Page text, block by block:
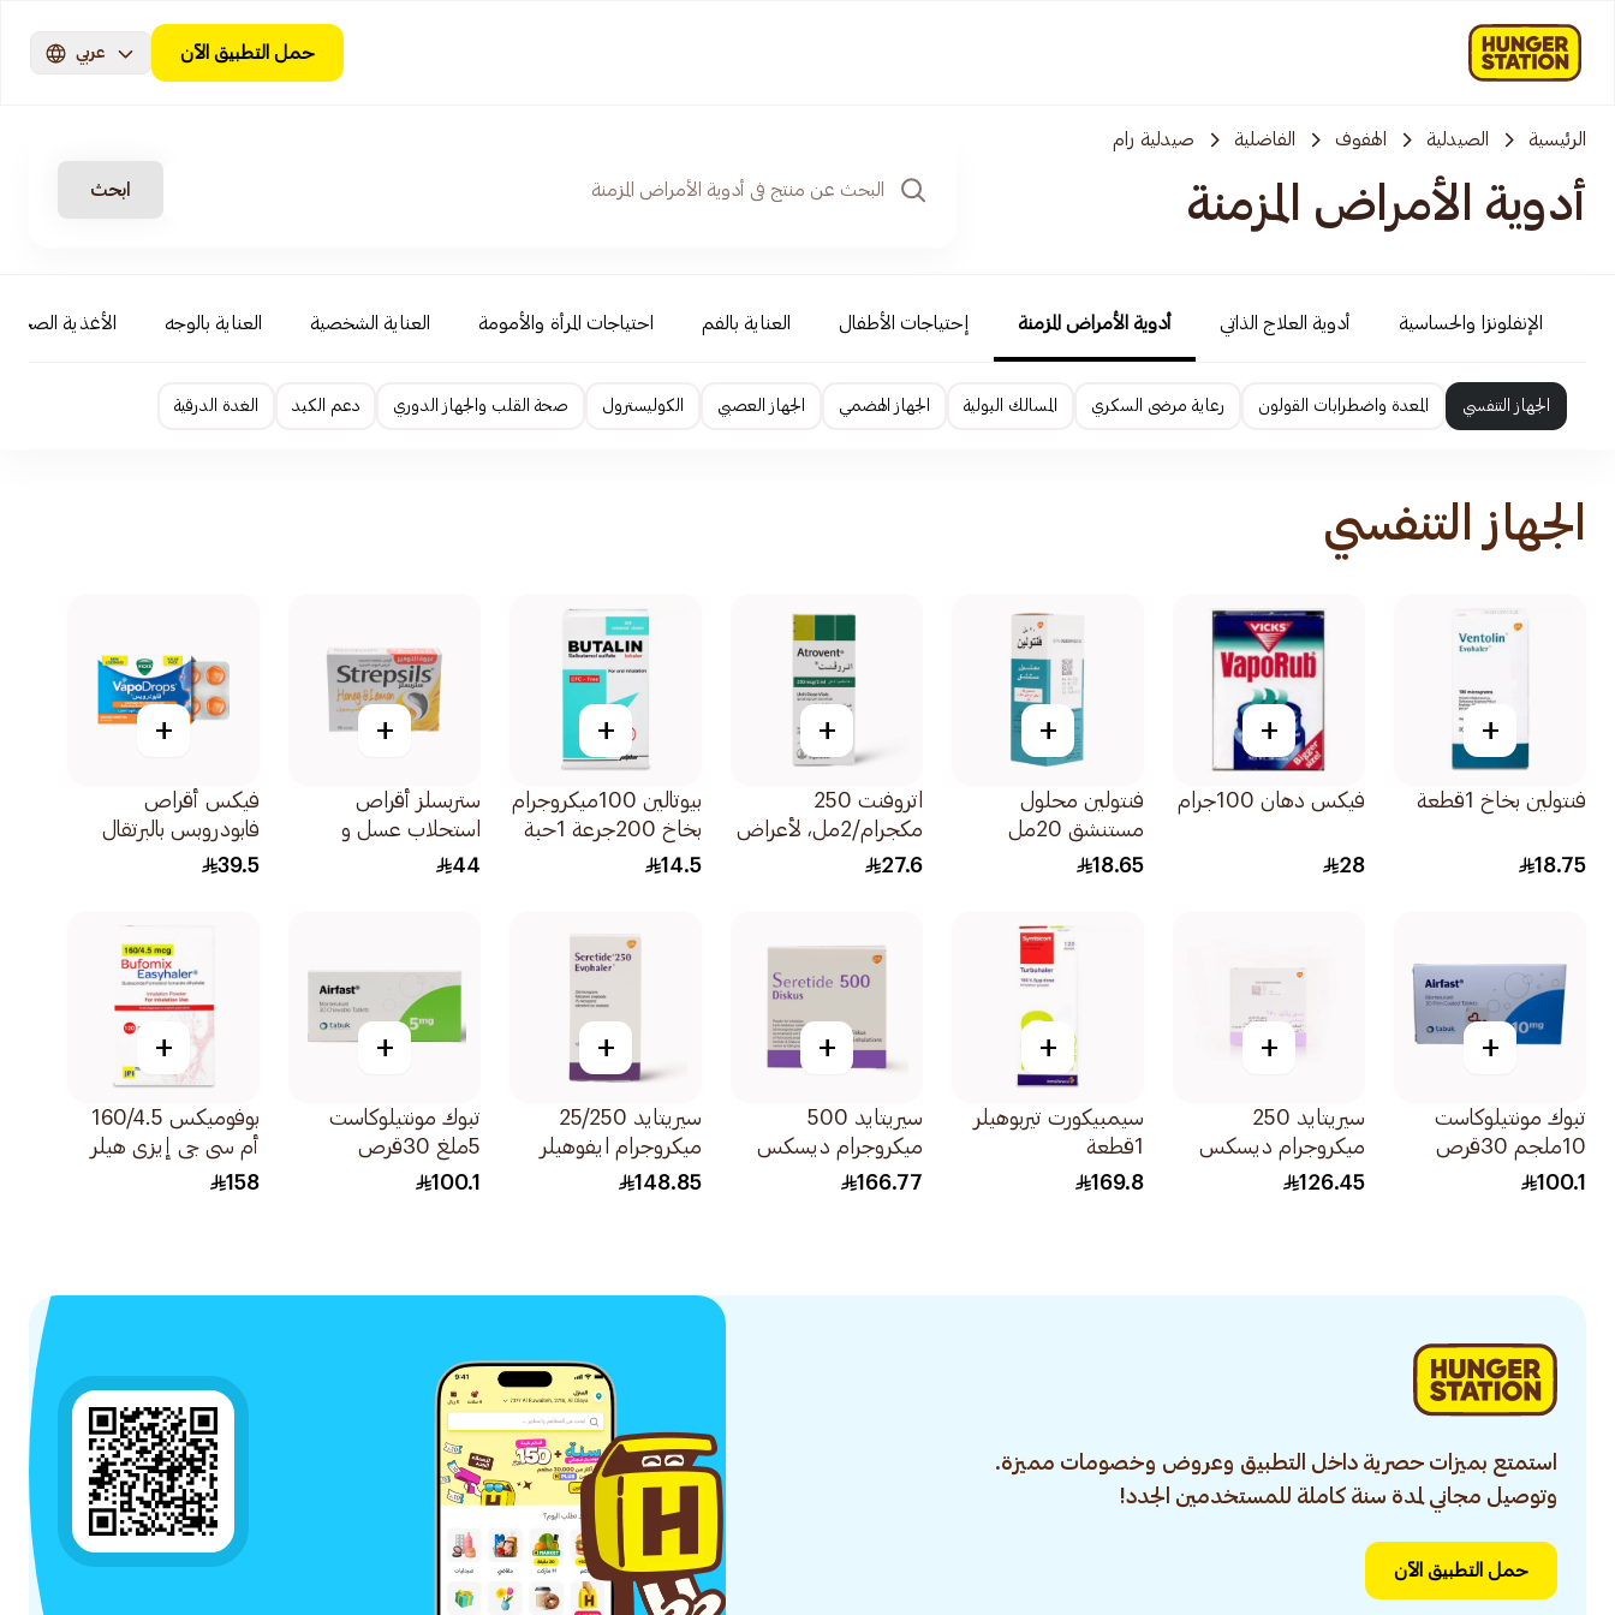
حمل التطبيق الآن عربي
الرئيسية الصيدلية الهفوف الفاضلية صيدلية رام
أدوية الأمراض المزمنة ابحث
الإنفلونزا والحساسية أدوية العلاج الذاتي أدوية الأمراض المزمنة إحتياجات الأطفال العناية بالفم احتياجات المرأة والأمومة العناية الشخصية العناية بالوجه الأغذية الصحية
الجهاز التنفسي المعدة واضطرابات القولون رعاية مرضى السكري المسالك البولية الجهاز الهضمي الجهاز العصبي الكوليسترول صحة القلب والجهاز الدوري دعم الكبد الغدة الدرقية
الجهاز التنفسي
+
فنتولين بخاخ 1قطعة
18.75
+
فيكس دهان 100جرام
28
+
فنتولين محلول
مستنشق 20مل
18.65
+
اتروفنت 250
مكجرام/2مل، لأعراض
الأزمة التنفسية والربو -
27.6
+
بيوتالين 100ميكروجرام
بخاخ 200جرعة 1حبة
14.5
+
ستربسلز أقراص
استحلاب عسل و
ليمون 36قطعة
44
+
فيكس أقراص
فابودروبس بالبرتقال
36قرص
39.5
+
تبوك مونتيلوكاست
10ملجم 30قرص
100.1
+
سيريتايد 250
ميكروجرام ديسكس
60 بخة 1قطعة
126.45
+
سيمبيكورت تيربوهيلر
1قطعة
169.8
+
سيريتايد 500
ميكروجرام ديسكس
60 بخة 1قطعة
166.77
+
سيريتايد 25/250
ميكروجرام ايفوهيلر
120 بخة معايرة148.85
+
تبوك مونتيلوكاست
5ملغ 30قرص
100.1
+
بوفوميكس 160/4.5
أم سي جي إيزي هيلر
1قطعة
158
استمتع بميزات حصرية داخل التطبيق وعروض وخصومات مميزة.
وتوصيل مجاني لمدة سنة كاملة للمستخدمين الجدد!
حمل التطبيق الآن